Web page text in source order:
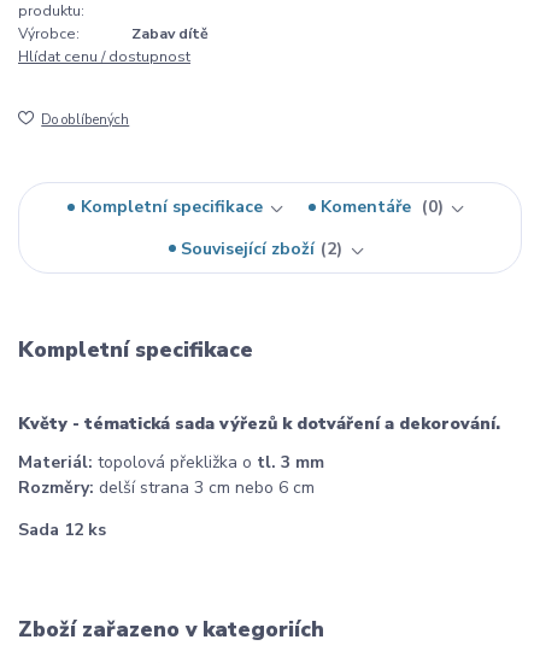
produktu:
Výrobce:
Zabav dítě
Hlídat cenu / dostupnost
Do oblíbených
Kompletní specifikace Komentáře
0
Související zboží 2
Kompletní specifikace
Květy - tématická sada výřezů k dotváření a dekorování.
Materiál: topolová překližka o tl. 3 mm
Rozměry: delší strana 3 cm nebo 6 cm
Sada 12 ks
Zboží zařazeno v kategoriích